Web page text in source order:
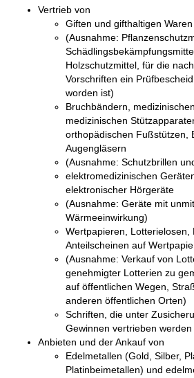
Vertrieb von
Giften und gifthaltigen Waren
(Ausnahme:
Holzschutzmittel, für die
Vorschriften ein
worden ist)
Bruchbändern,
medizinischen
orthopädischen Fußstützen,
Augengläsern
(Ausnahme: Schutzbrillen
elektromedizinischen
elektronischer Hörgeräte
(Ausnahme: Geräte mit
Wärmeeinwirkung)
Wertpapieren, Lotterielosen,
Anteilscheinen auf
(Ausnahme: Verkauf von
genehmigter Lotterien zu
auf öffentlichen Wegen,
anderen öffentlichen Orten)
Schriften, die unter
Gewinnen vertrieben werden
Anbieten und der Ankauf von
Edelmetallen (Gold, Silber,
Platinbeimetallen) und